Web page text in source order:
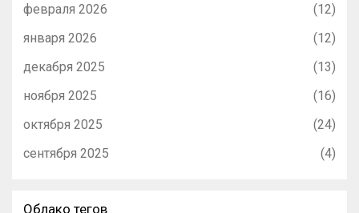
февраля 2026
(12)
января 2026
(12)
декабря 2025
(13)
ноября 2025
(16)
октября 2025
(24)
сентября 2025
(4)
Облако тегов